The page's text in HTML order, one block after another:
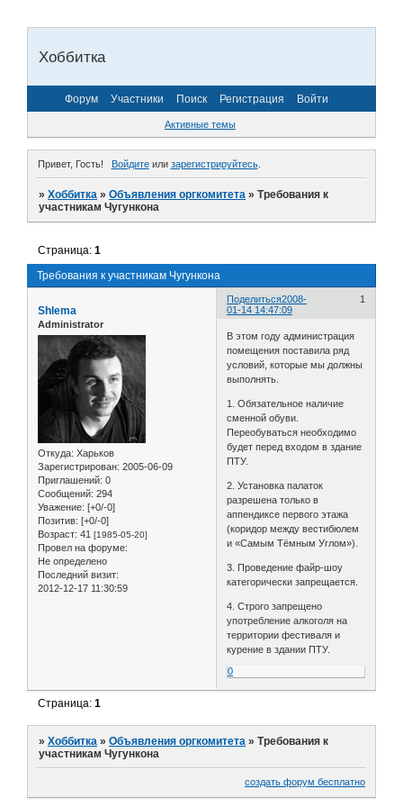
Хоббитка
Форум Участники Поиск Регистрация Войти
Активные темы
Привет, Гость! Войдитеили зарегистрируйтесь.
»Хоббитка »Объявления оргкомитета »Требования к
участникам Чугункона
Требования к участникам Чугункона
Страница:1
Поделиться 1
2008-
01-14 14:47:09
Shlema
Administrator
Откуда: Харьков
Зарегистрирован: 2005-06-09
Приглашений: 0
Сообщений: 294
Уважение: [+0/-0]
Позитив: [+0/-0]
Возраст: 41 [1985-05-20]
Провел на форуме:
Не определено
Последний визит:
2012-12-17 11:30:59
В этом году администрация
помещения поставила ряд
условий, которые мы должны
выполнять.
1. Обязательное наличие
сменной обуви.
Переобуваться необходимо
будет перед входом в здание
ПТУ.
2. Установка палаток
разрешена только в
аппендиксе первого этажа
(коридор между вестибюлем
и «Самым Тёмным Углом»).
3. Проведение файр-шоу
категорически запрещается.
4. Строго запрещено
употребление алкоголя на
территории фестиваля и
курение в здании ПТУ.
0
Страница:1
»Хоббитка »Объявления оргкомитета »Требования к
участникам Чугункона
создать форум бесплатно